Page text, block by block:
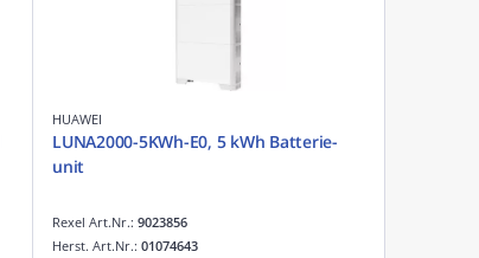
HUAWEI
LUNA2000-5KWh-E0, 5 kWh Batterie-
unit
Rexel Art.Nr.: 9023856
Herst. Art.Nr.: 01074643